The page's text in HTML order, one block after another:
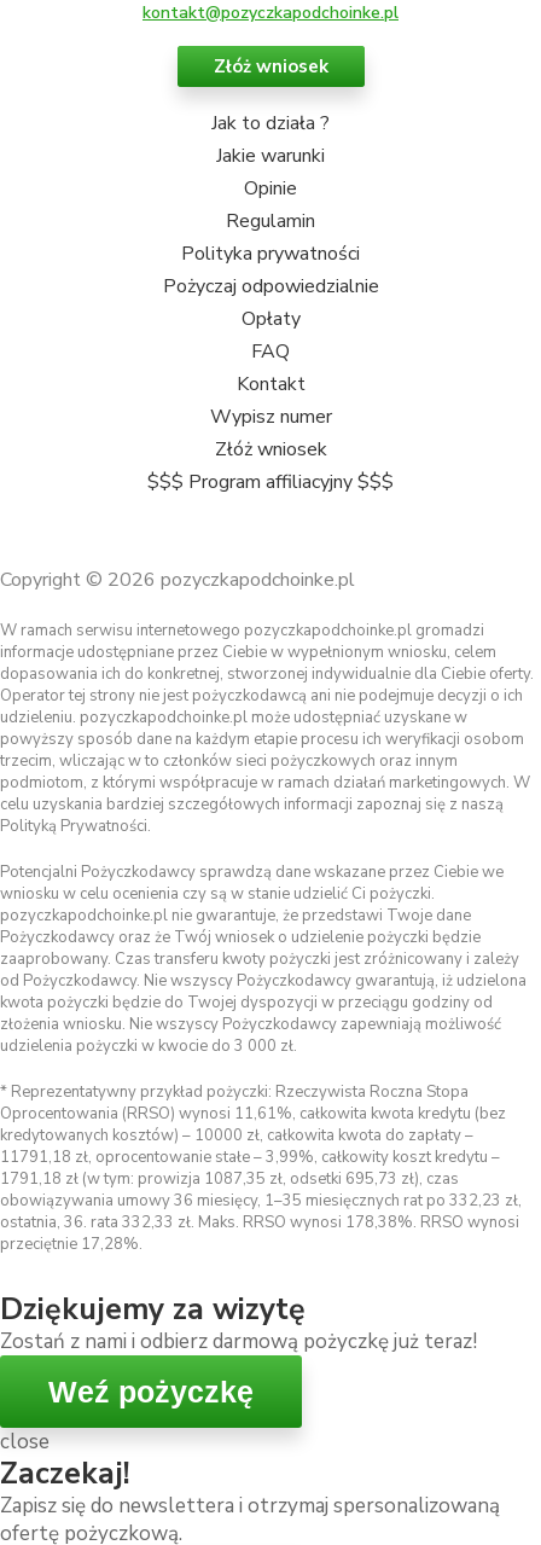
kontakt@pozyczkapodchoinke.pl
Złóż wniosek
Jak to działa ?
Jakie warunki
Opinie
Regulamin
Polityka prywatności
Pożyczaj odpowiedzialnie
Opłaty
FAQ
Kontakt
Wypisz numer
Złóż wniosek
$$$ Program affiliacyjny $$$
Copyright © 2026 pozyczkapodchoinke.pl
W ramach serwisu internetowego pozyczkapodchoinke.pl gromadzi
informacje udostępniane przez Ciebie w wypełnionym wniosku, celem
dopasowania ich do konkretnej, stworzonej indywidualnie dla Ciebie oferty.
Operator tej strony nie jest pożyczkodawcą ani nie podejmuje decyzji o ich
udzieleniu. pozyczkapodchoinke.pl może udostępniać uzyskane w
powyższy sposób dane na każdym etapie procesu ich weryfikacji osobom
trzecim, wliczając w to członków sieci pożyczkowych oraz innym
podmiotom, z którymi współpracuje w ramach działań marketingowych. W
celu uzyskania bardziej szczegółowych informacji zapoznaj się z naszą
Polityką Prywatności.
Potencjalni Pożyczkodawcy sprawdzą dane wskazane przez Ciebie we
wniosku w celu ocenienia czy są w stanie udzielić Ci pożyczki.
pozyczkapodchoinke.pl nie gwarantuje, że przedstawi Twoje dane
Pożyczkodawcy oraz że Twój wniosek o udzielenie pożyczki będzie
zaaprobowany. Czas transferu kwoty pożyczki jest zróżnicowany i zależy
od Pożyczkodawcy. Nie wszyscy Pożyczkodawcy gwarantują, iż udzielona
kwota pożyczki będzie do Twojej dyspozycji w przeciągu godziny od
złożenia wniosku. Nie wszyscy Pożyczkodawcy zapewniają możliwość
udzielenia pożyczki w kwocie do 3 000 zł.
* Reprezentatywny przykład pożyczki: Rzeczywista Roczna Stopa
Oprocentowania (RRSO) wynosi 11,61%, całkowita kwota kredytu (bez
kredytowanych kosztów) – 10000 zł, całkowita kwota do zapłaty –
11791,18 zł, oprocentowanie stałe – 3,99%, całkowity koszt kredytu –
1791,18 zł (w tym: prowizja 1087,35 zł, odsetki 695,73 zł), czas
obowiązywania umowy 36 miesięcy, 1–35 miesięcznych rat po 332,23 zł,
ostatnia, 36. rata 332,33 zł. Maks. RRSO wynosi 178,38%. RRSO wynosi
przeciętnie 17,28%.
Dziękujemy za wizytę
Zostań z nami i odbierz darmową pożyczkę już teraz!
Weź pożyczkę
close
Zaczekaj!
Zapisz się do newslettera i otrzymaj spersonalizowaną
ofertę pożyczkową.